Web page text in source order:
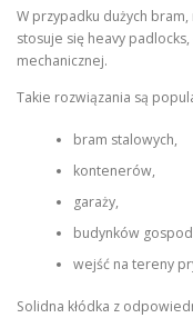
W przypadku dużych
stosuje się heavy
mechanicznej.
Takie rozwiązania są
bram stalowych,
kontenerów,
garaży,
budynków
wejść na tereny
Solidna kłódka z